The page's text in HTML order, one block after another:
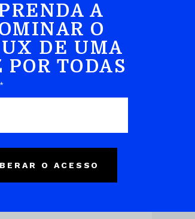
A
O
DE UMA
POR TODAS
O ACESSO